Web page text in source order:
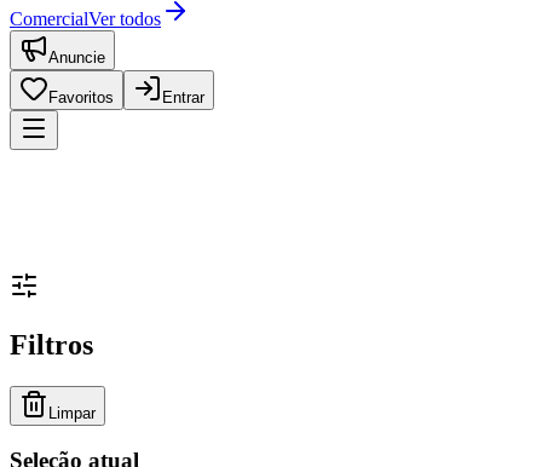
ComercialVer todos
Anuncie
Favoritos Entrar
Filtros
Limpar
Seleção atual